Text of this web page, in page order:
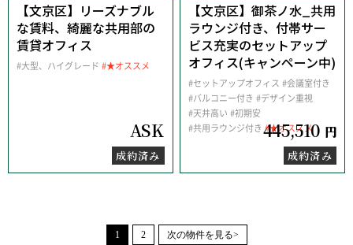
【文京区】リーズナブル
な賃料、綺麗な共用部の
賃貸オフィス
#大型、ハイグレード #★オススメ
ASK
成約済み
【文京区】御茶ノ水_共用
ラウンジ付き、付帯サー
ビス充実のセットアップ
オフィス(キャンペーン中)
#セットアップオフィス #会議室付き
#バルコニー付き #デザイン重視
#天井高い #初期安
#共用ラウンジ付き #★オススメ
445,510 円
成約済み
1 2 次の物件を見る>